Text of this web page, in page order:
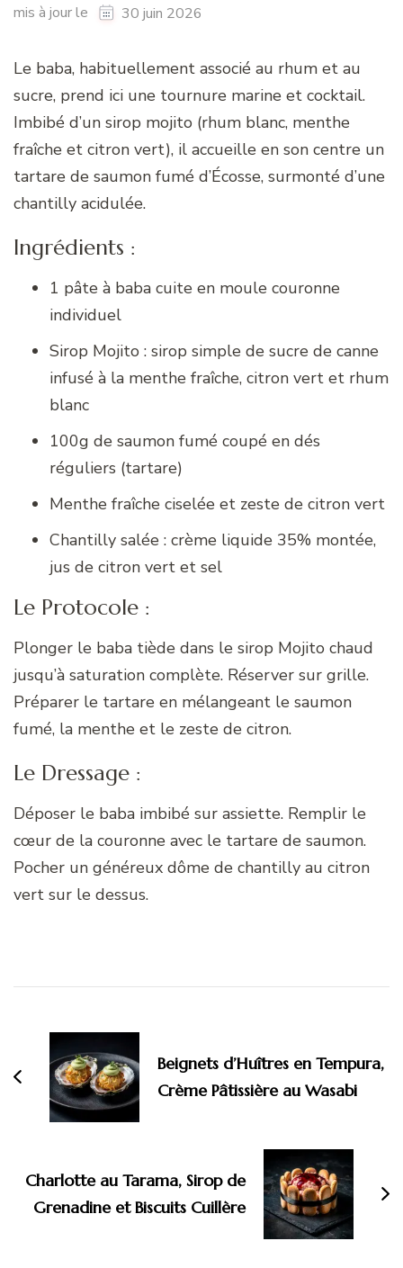
mis à jour le 30 juin 2026
Le baba, habituellement associé au rhum et au
sucre, prend ici une tournure marine et cocktail.
Imbibé d’un sirop mojito (rhum blanc, menthe
fraîche et citron vert), il accueille en son centre un
tartare de saumon fumé d’Écosse, surmonté d’une
chantilly acidulée.
Ingrédients :
1 pâte à baba cuite en moule couronne
individuel
Sirop Mojito : sirop simple de sucre de canne
infusé à la menthe fraîche, citron vert et rhum
blanc
100g de saumon fumé coupé en dés
réguliers (tartare)
Menthe fraîche ciselée et zeste de citron vert
Chantilly salée : crème liquide 35% montée,
jus de citron vert et sel
Le Protocole :
Plonger le baba tiède dans le sirop Mojito chaud
jusqu’à saturation complète. Réserver sur grille.
Préparer le tartare en mélangeant le saumon
fumé, la menthe et le zeste de citron.
Le Dressage :
Déposer le baba imbibé sur assiette. Remplir le
cœur de la couronne avec le tartare de saumon.
Pocher un généreux dôme de chantilly au citron
vert sur le dessus.
d'article
Beignets d’Huîtres en Tempura,
Crème Pâtissière au Wasabi
Charlotte au Tarama, Sirop de
Grenadine et Biscuits Cuillère